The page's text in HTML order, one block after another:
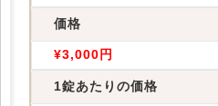
価格
¥3,000円
1錠あたりの価格